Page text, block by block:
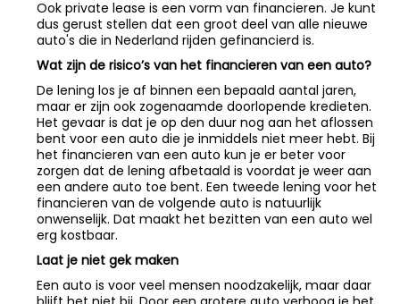
Ook private lease is een vorm van financieren. Je kunt
dus gerust stellen dat een groot deel van alle nieuwe
auto's die in Nederland rijden gefinancierd is.
Wat zijn de risico’s van het financieren van een auto?
De lening los je af binnen een bepaald aantal jaren,
maar er zijn ook zogenaamde doorlopende kredieten.
Het gevaar is dat je op den duur nog aan het aflossen
bent voor een auto die je inmiddels niet meer hebt. Bij
het financieren van een auto kun je er beter voor
zorgen dat de lening afbetaald is voordat je weer aan
een andere auto toe bent. Een tweede lening voor het
financieren van de volgende auto is natuurlijk
onwenselijk. Dat maakt het bezitten van een auto wel
erg kostbaar.
Laat je niet gek maken
Een auto is voor veel mensen noodzakelijk, maar daar